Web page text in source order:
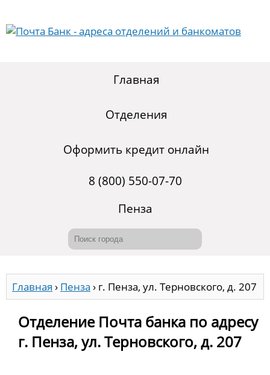
Главная
Отделения
Оформить кредит онлайн
8 (800) 550-07-70
Пенза
Главная › Пенза › г. Пенза, ул. Терновского, д. 207
Отделение Почта банка по адресу
г. Пенза, ул. Терновского, д. 207